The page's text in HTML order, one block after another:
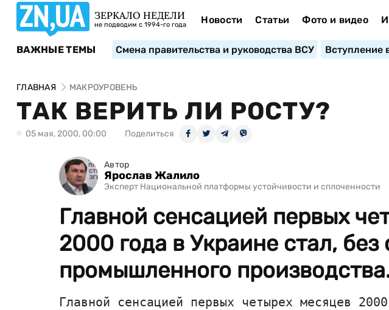
ЗЕРКАЛО НЕДЕЛИ
не подводим с 1994-го года Новости Статьи Фото и видео
ВАЖНЫЕ ТЕМЫ Смена правительства и руководства ВСУ Вступление
ГЛАВНАЯ МАКРОУРОВЕНЬ
ТАК ВЕРИТЬ ЛИ РОСТУ?
05 мая, 2000, 00:00 Поделиться
Автор
Ярослав Жалило
Эксперт Национальной платформы устойчивости и сплоченности
Главной сенсацией первых
2000 года в Украине стал,
промышленного
Главной сенсацией первых четырех месяцев